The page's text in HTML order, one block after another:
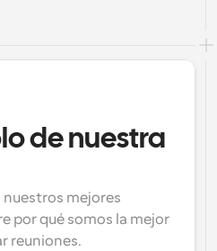
de nuestra
nuestros mejores
por qué somos la mejor
reuniones.